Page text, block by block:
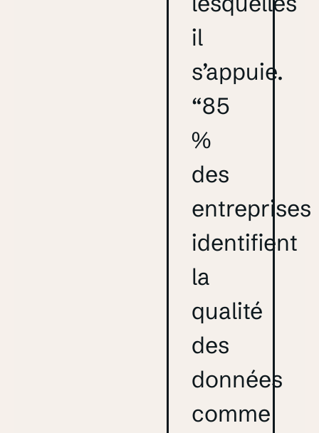
il
s’appuie.
“85
%
des
entreprises
identifient
la
qualité
des
données
comme